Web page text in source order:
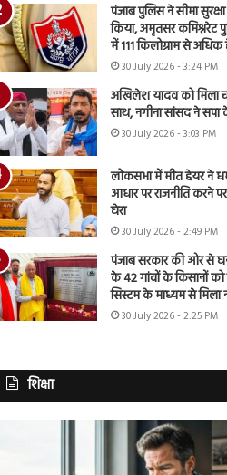
पंजाब पुलिस ने सीमा
किया, अमृतसर कमिश्नरेट
में 111 किलोग्राम से अधिक
30 July 2026 - 3:24 PM
अखिलेश यादव को मिला
साथ, नगीना सांसद ने
30 July 2026 - 3:03 PM
लोकसभा में मीत हेयर ने
आधार पर राजनीति करने
घेरा
30 July 2026 - 2:49 PM
पंजाब सरकार की ओर से
के 42 गांवों के किसानों
सिस्टम के माध्यम से मिला
30 July 2026 - 2:25 PM
शिक्षा